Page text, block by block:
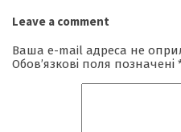
Leave a comment
Ваша e-mail адреса не
Обов’язкові поля позначені